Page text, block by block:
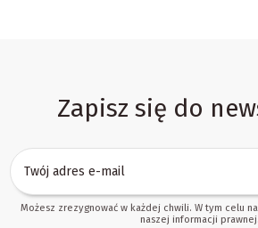
Zapisz się do
Możesz zrezygnować w każdej chwili. W tym celu
naszej informacji prawnej.